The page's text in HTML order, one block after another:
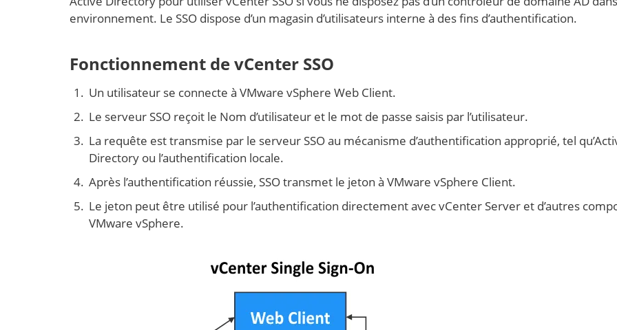
environnement. Le SSO dispose d’un magasin d’utilisateurs interne à des fins d’authentification.
Fonctionnement de vCenter SSO
Un utilisateur se connecte à VMware vSphere Web Client.
Le serveur SSO reçoit le Nom d’utilisateur et le mot de passe saisis par l’utilisateur.
La requête est transmise par le serveur SSO au mécanisme d’authentification approprié, tel
Directory ou l’authentification locale.
Après l’authentification réussie, SSO transmet le jeton à VMware vSphere Client.
Le jeton peut être utilisé pour l’authentification directement avec vCenter Server et d’autres
VMware vSphere.